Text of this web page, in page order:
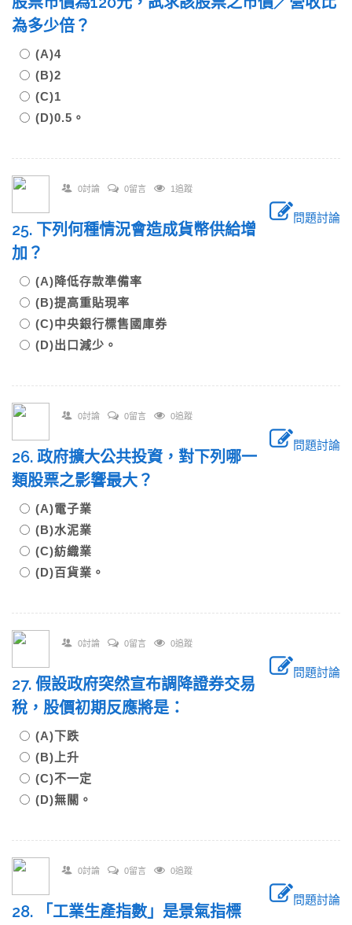
為多少倍？
(A)4
(B)2
(C)1
(D)0.5。
0討論 0留言 1追蹤
問題討論
25. 下列何種情況會造成貨幣供給增
加？
(A)降低存款準備率
(B)提高重貼現率
(C)中央銀行標售國庫券
(D)出口減少。
0討論 0留言 0追蹤
問題討論
26. 政府擴大公共投資，對下列哪一
類股票之影響最大？
(A)電子業
(B)水泥業
(C)紡織業
(D)百貨業。
0討論 0留言 0追蹤
問題討論
27. 假設政府突然宣布調降證券交易
稅，股價初期反應將是：
(A)下跌
(B)上升
(C)不一定
(D)無關。
0討論 0留言 0追蹤
問題討論
28. 「工業生產指數」是景氣指標